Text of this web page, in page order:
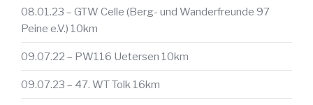
08.01.23 – GTW Celle (Berg- und Wanderfreunde 97
Peine e.V.) 10km
09.07.22 – PW116 Uetersen 10km
09.07.23 – 47. WT Tolk 16km